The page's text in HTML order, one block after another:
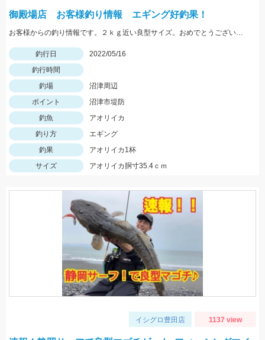
御殿場店 お客様釣り情報 エギング好釣果！
お客様からの釣り情報です。２ｋｇ近い良型サイズ。おめでとうございます。
釣行日
2022/05/16
釣行時間
釣場
沼津周辺
ポイント
沼津市堤防
釣魚
アオリイカ
釣り方
エギング
釣果
アオリイカ1杯
サイズ
アオリイカ胴寸35.4ｃｍ
イシグロ豊田店 1137 view